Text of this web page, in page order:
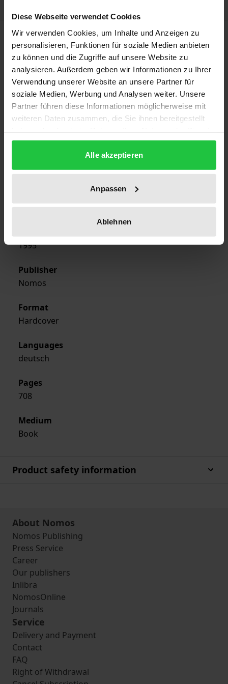
Diese Webseite verwendet Cookies
Wir verwenden Cookies, um Inhalte und Anzeigen zu
personalisieren, Funktionen für soziale Medien anbieten
zu können und die Zugriffe auf unsere Website zu
analysieren. Außerdem geben wir Informationen zu Ihrer
Verwendung unserer Website an unsere Partner für
soziale Medien, Werbung und Analysen weiter. Unsere
Partner führen diese Informationen möglicherweise mit
weiteren Daten zusammen, die Sie ihnen bereitgestellt
gesammelt haben.
Alle akzeptieren
Anpassen
Ablehnen
Bibliographical data
Edition
1
ISBN
978-3-7890-3942-3
Sicherheitspolitik, Militärausgaben und
Rüstungskontrolle
Sep 13, 1995
1995
Publisher
Nomos
Format
Hardcover
Languages
deutsch
Pages
708
Medium
Book
Product safety information
About Nomos
Nomos Publishing
Press Service
Career
Our publishers
Inlibra
NomosOnline
Journals
Service
Delivery and Payment
Contact
FAQ
Right of Withdrawal